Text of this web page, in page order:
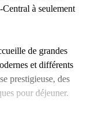
à seulement
de grandes
et différents
prestigieuse, des
pour déjeuner.